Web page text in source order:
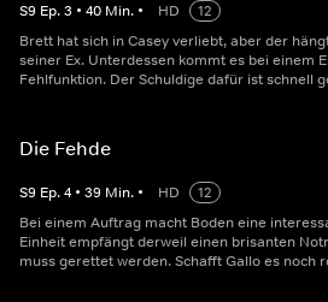
S9 Ep.3 • 40 Min. • HD
12
Brett hat sich in Casey verliebt, aber der
seiner Ex. Unterdessen kommt es bei einem
Fehlfunktion. Der Schuldige dafür ist schnell
Die Fehde
S9 Ep.4 • 39 Min. • HD
12
Bei einem Auftrag macht Boden eine
Einheit empfängt derweil einen brisanten
muss gerettet werden. Schafft Gallo es noch